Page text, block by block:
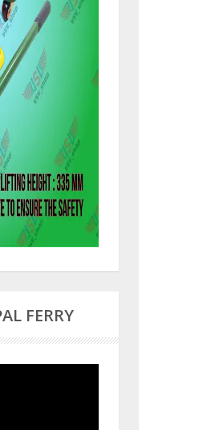
FERRY